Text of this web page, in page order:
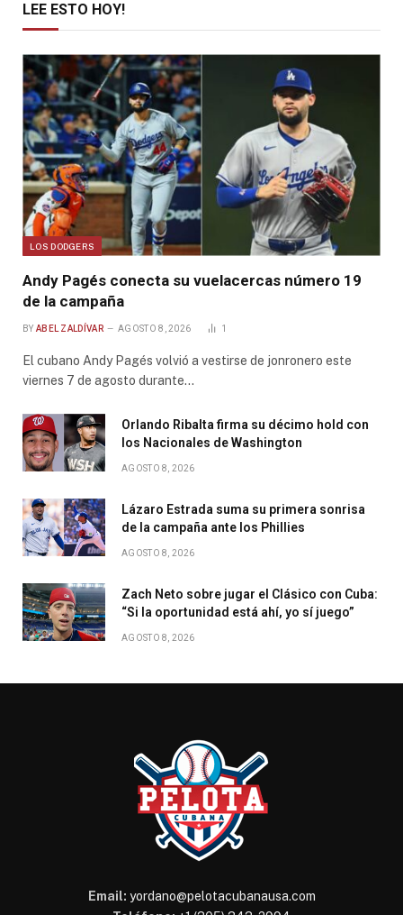
LEE ESTO HOY!
LOS DODGERS
Andy Pagés conecta su vuelacercas número 19
de la campaña
BY ABEL ZALDÍVAR AGOSTO 8, 2026 1
El cubano Andy Pagés volvió a vestirse de jonronero este
viernes 7 de agosto durante…
Orlando Ribalta firma su décimo hold con
los Nacionales de Washington
AGOSTO 8, 2026
Lázaro Estrada suma su primera sonrisa
de la campaña ante los Phillies
AGOSTO 8, 2026
Zach Neto sobre jugar el Clásico con Cuba:
“Si la oportunidad está ahí, yo sí juego”
AGOSTO 8, 2026
Email: yordano@pelotacubanausa.com